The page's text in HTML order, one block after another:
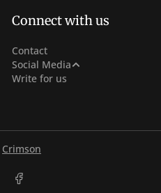
Connect with us
Contact
Social Media
Facebook
Instagram
Write for us
Crimson